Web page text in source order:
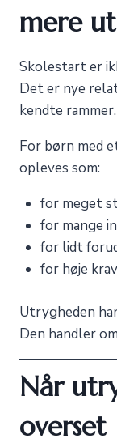
mere
Skolestart er
Det er nye
kendte rammer.
For børn med
opleves som:
for meget
for mange
for lidt
for høje
Utrygheden
Den handler
Når
overset